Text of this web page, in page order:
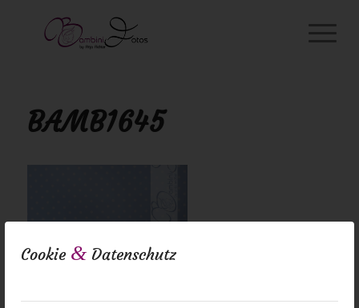
Cookie & Datenschutz
BAMB1645